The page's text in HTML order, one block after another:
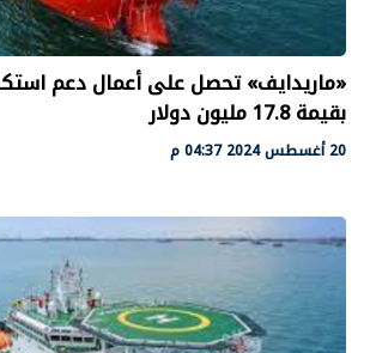
«ماريدايف» تحصل على أعمال دعم
بقيمة 17.8 مليون دولار
20 أغسطس 2024 04:37 م